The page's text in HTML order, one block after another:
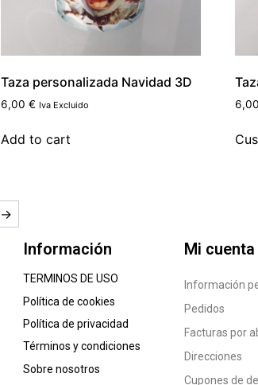
Taza personalizada Navidad 3D
6,00€ Iva Excluido
Add to cart
→
Información
TERMINOS DE USO
Política de cookies
Política de privacidad
Términos y condiciones
Sobre nosotros
Mi cuenta
Información
Pedidos
Facturas por
Direcciones
Cupones de